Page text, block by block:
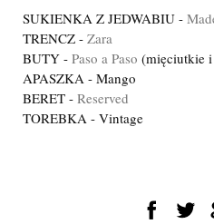
SUKIENKA Z JEDWABIU -
TRENCZ - Zara
BUTY - Paso a Paso (mięciutkie
APASZKA - Mango
BERET - Reserved
TOREBKA - Vintage